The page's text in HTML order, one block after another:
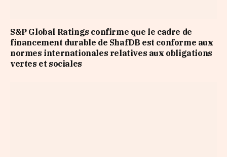
S&P Global Ratings confirme que le cadre de
financement durable de ShafDB est conforme aux
normes internationales relatives aux obligations
vertes et sociales